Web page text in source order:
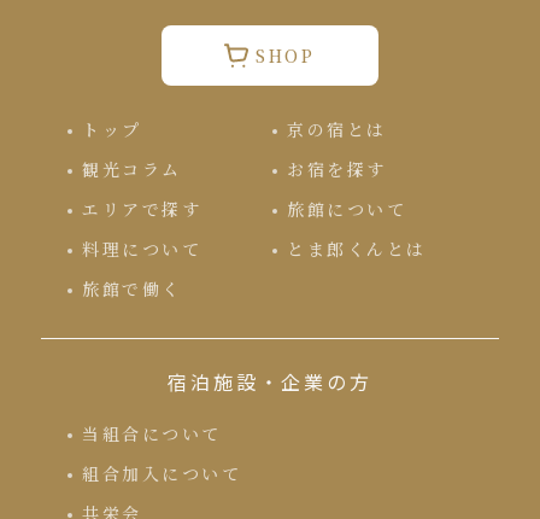
SHOP
トップ
京の宿とは
観光コラム
お宿を探す
エリアで探す
旅館について
料理について
とま郎くんとは
旅館で働く
宿泊施設・企業の方
当組合について
組合加入について
共栄会